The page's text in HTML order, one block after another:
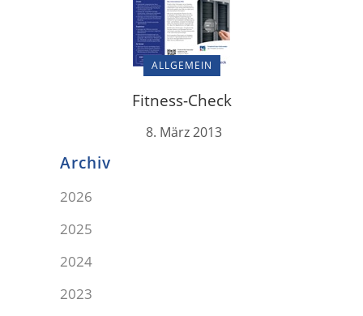
ALLGEMEIN
Fitness-Check
8. März 2013
Archiv
2026
2025
2024
2023